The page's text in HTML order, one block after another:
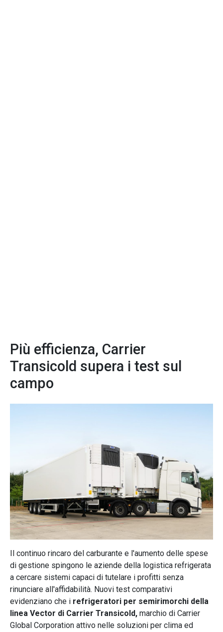
Più efficienza, Carrier
Transicold supera i test sul
campo
Il continuo rincaro del carburante e l'aumento delle spese
di gestione spingono le aziende della logistica refrigerata
a cercare sistemi capaci di tutelare i profitti senza
rinunciare all'affidabilità. Nuovi test comparativi
evidenziano che i refrigeratori per semirimorchi della
linea Vector di Carrier Transicold, marchio di Carrier
Global Corporation attivo nelle soluzioni per clima ed